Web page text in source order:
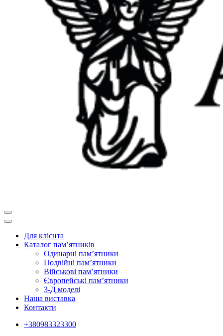
Для клієнта
Каталог пам’ятників
Одинарні пам’ятники
Подвійні пам’ятники
Військові пам’ятники
Європейські пам’ятники
3-Д моделі
Наша виставка
Контакти
+380983323300